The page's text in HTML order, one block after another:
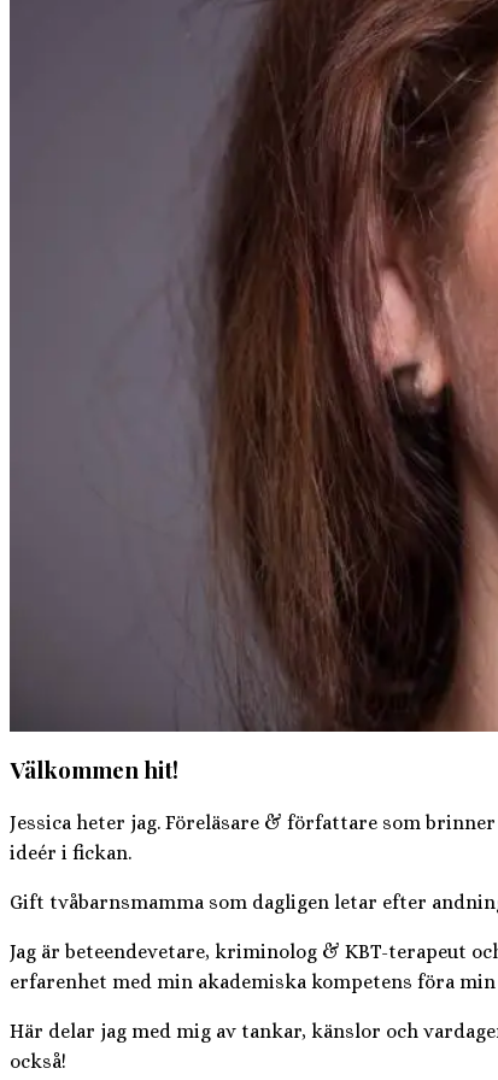
Välkommen hit!
Jessica heter jag. Föreläsare & författare som
ideér i fickan.
Gift tvåbarnsmamma som dagligen letar efter
Jag är beteendevetare, kriminolog & KBT-terapeut
erfarenhet med min akademiska kompetens föra
Här delar jag med mig av tankar, känslor och
också!